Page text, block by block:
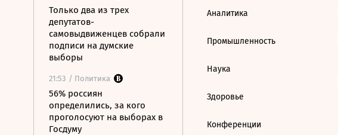
Только два из трех
депутатов-
самовыдвиженцев собрали
подписи на думские
выборы
21:53 / Политика
56% россиян
определились, за кого
проголосуют на выборах в
Госдуму
Аналитика
Промышленность
Наука
Здоровье
Конференции